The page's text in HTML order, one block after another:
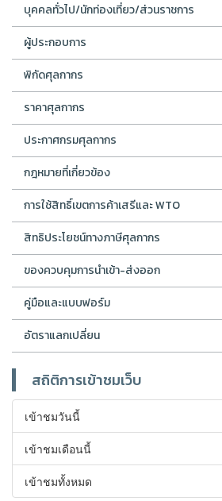
บุคคลทั่วไป/นักท่องเที่ยว/ส่วนราชการ
ผู้ประกอบการ
พิกัดศุลกากร
ราคาศุลกากร
ประกาศกรมศุลกากร
กฎหมายที่เกี่ยวข้อง
การใช้สิทธิ์เขตการค้าเสรีและ WTO
สิทธิประโยชน์ทางภาษีศุลกากร
ของควบคุมการนำเข้า-ส่งออก
คู่มือและแบบฟอร์ม
อัตราแลกเปลี่ยน
สถิติการเข้าชมเว็บ
เข้าชมวันนี้
เข้าชมเดือนนี้
เข้าชมทั้งหมด